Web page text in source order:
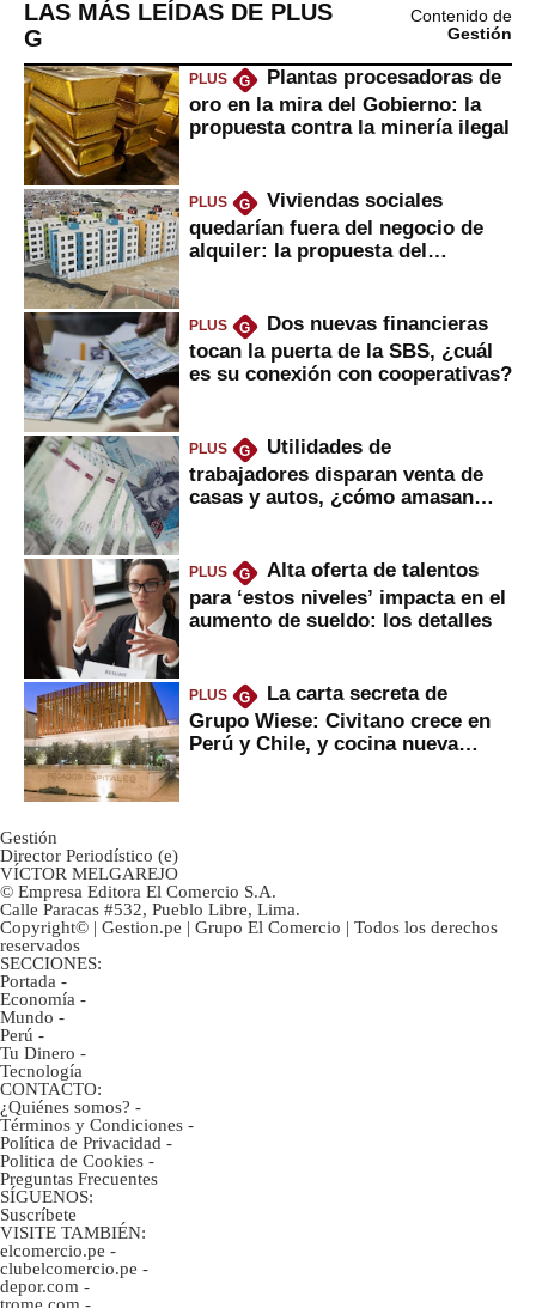
LAS MÁS LEÍDAS DE PLUS
G
Contenido de
Gestión
PLUS G
Plantas procesadoras de
oro en la mira del Gobierno: la
propuesta contra la minería ilegal
PLUS G
Viviendas sociales
quedarían fuera del negocio de
alquiler: la propuesta del
PLUS G
Dos nuevas financieras
tocan la puerta de la SBS, ¿cuál
es su conexión con cooperativas?
PLUS G
Utilidades de
trabajadores disparan venta de
casas y autos, ¿cómo amasan
PLUS G
Alta oferta de talentos
para ‘estos niveles’ impacta en el
aumento de sueldo: los detalles
PLUS G
La carta secreta de
Grupo Wiese: Civitano crece en
Perú y Chile, y cocina nueva
Gestión
Director Periodístico (e)
VÍCTOR MELGAREJO
© Empresa Editora El Comercio S.A.
Calle Paracas #532, Pueblo Libre, Lima.
Copyright© | Gestion.pe | Grupo El Comercio | Todos los derechos
reservados
SECCIONES:
Portada -
Economía -
Mundo -
Perú -
Tu Dinero -
Tecnología
CONTACTO:
¿Quiénes somos? -
Términos y Condiciones -
Política de Privacidad -
Politica de Cookies -
Preguntas Frecuentes
SÍGUENOS:
Suscríbete
VISITE TAMBIÉN:
elcomercio.pe -
clubelcomercio.pe -
depor.com -